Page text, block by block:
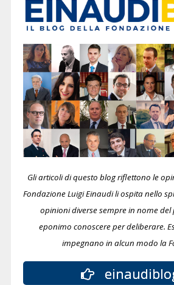
Gli articoli di questo blog riflettono le
Fondazione Luigi Einaudi li ospita nello
opinioni diverse sempre in nome del
eponimo conoscere per deliberare.
impegnano in alcun modo la